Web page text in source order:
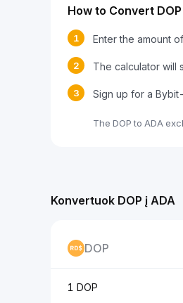
How to Convert
1 Enter the amount
2 The calculator will
3 Sign up for a
The DOP to ADA
Konvertuok DOP į ADA
DOP
1 DOP